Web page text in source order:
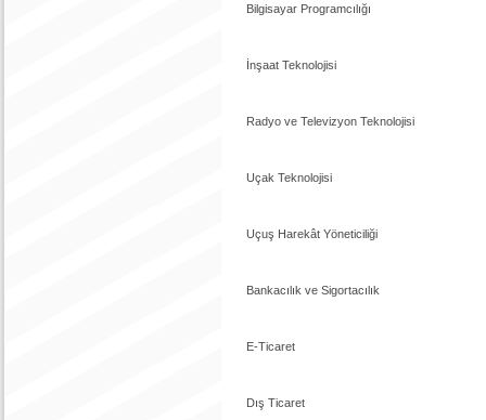
Bilgisayar Programcılığı
İnşaat Teknolojisi
Radyo ve Televizyon Teknolojisi
Uçak Teknolojisi
Uçuş Harekât Yöneticiliği
Bankacılık ve Sigortacılık
E-Ticaret
Dış Ticaret